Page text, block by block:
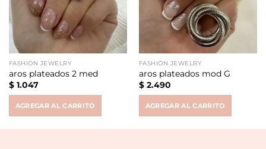
FASHION JEWELRY
aros plateados 2 med
$1.047
AGREGAR AL CARRITO
FASHION JEWELRY
aros plateados mod G
$2.490
AGREGAR AL CARRITO